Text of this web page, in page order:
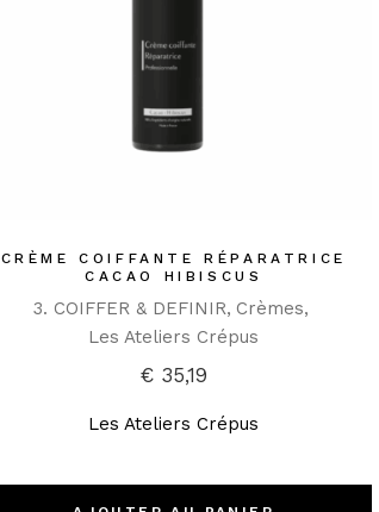
CRÈME COIFFANTE RÉPARATRICE
CACAO HIBISCUS
3. COIFFER & DEFINIR Crèmes
Les Ateliers Crépus
€ 35,19
Les Ateliers Crépus